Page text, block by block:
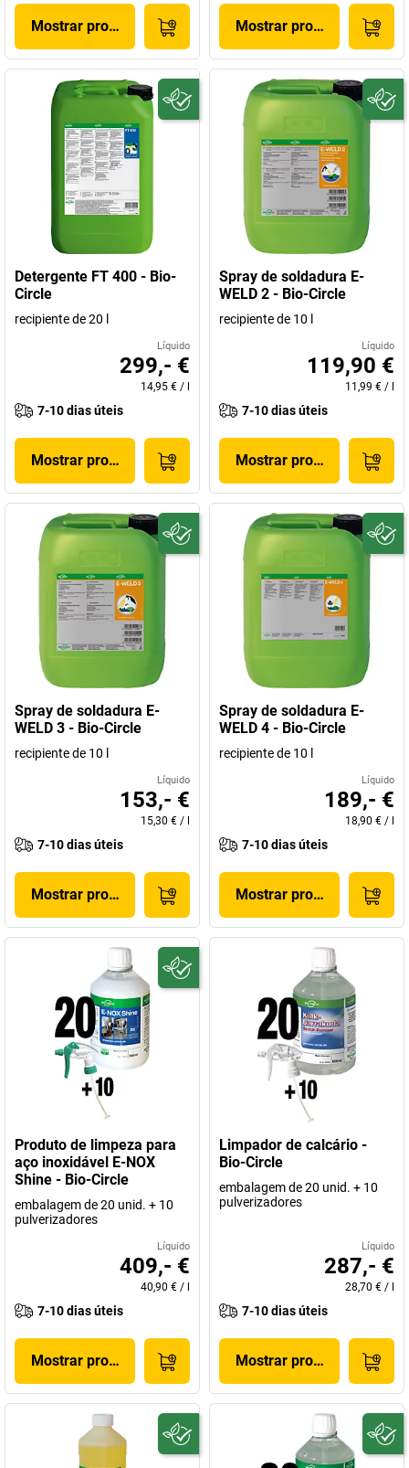
Mostrar produto Mostrar produto
Detergente FT 400 - Bio-
Circle
recipiente de 20 l
Líquido
299,- €
14,95 € /
7-10 dias úteis
Mostrar produto
Spray de soldadura E-
WELD 2 - Bio-Circle
recipiente de 10 l
Líquido
119,90 €
11,99 € /
7-10 dias úteis
Mostrar produto
Spray de soldadura E-
WELD 3 - Bio-Circle
recipiente de 10 l
Líquido
153,- €
15,30 € /
7-10 dias úteis
Mostrar produto
Spray de soldadura E-
WELD 4 - Bio-Circle
recipiente de 10 l
Líquido
189,- €
18,90 € /
7-10 dias úteis
Mostrar produto
Produto de limpeza para
aço inoxidável E-NOX
Shine - Bio-Circle
embalagem de 20 unid. + 10
pulverizadores
Líquido
409,- €
40,90 € /
7-10 dias úteis
Mostrar produto
Limpador de calcário -
Bio-Circle
embalagem de 20 unid. + 10
pulverizadores
Líquido
287,- €
28,70 € /
7-10 dias úteis
Mostrar produto